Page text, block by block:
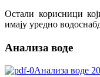
Остали корисници
имају уредно
Анализа воде
Анализа воде